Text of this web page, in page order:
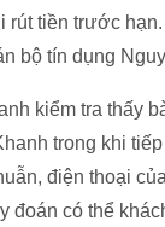
tiền trước
bộ tín dụng
kiểm tra thấy
trong khi
điện thoại
đoán có thể